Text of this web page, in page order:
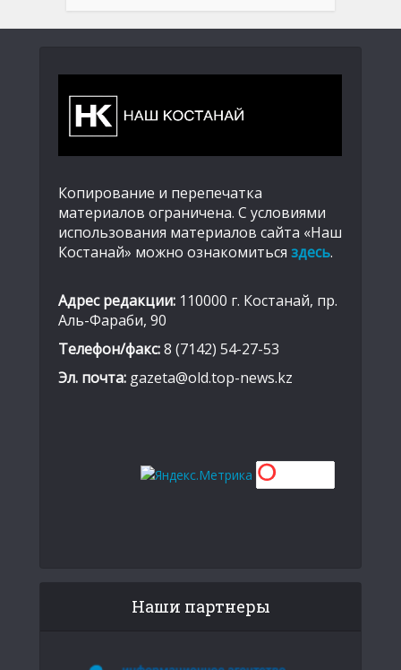
Копирование и перепечатка
материалов ограничена. С условиями
использования материалов сайта «Наш
Костанай» можно ознакомиться здесь.
Адрес редакции: 110000 г. Костанай, пр.
Аль-Фараби, 90
Телефон/факс:8 (7142) 54-27-53
Эл. почта: gazeta@old.top-news.kz
Наши партнеры